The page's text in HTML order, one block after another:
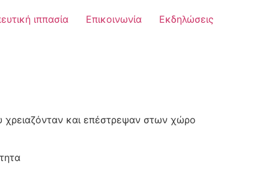
ιππασία Επικοινωνία Εκδηλώσεις
και επέστρεψαν στων χώρο